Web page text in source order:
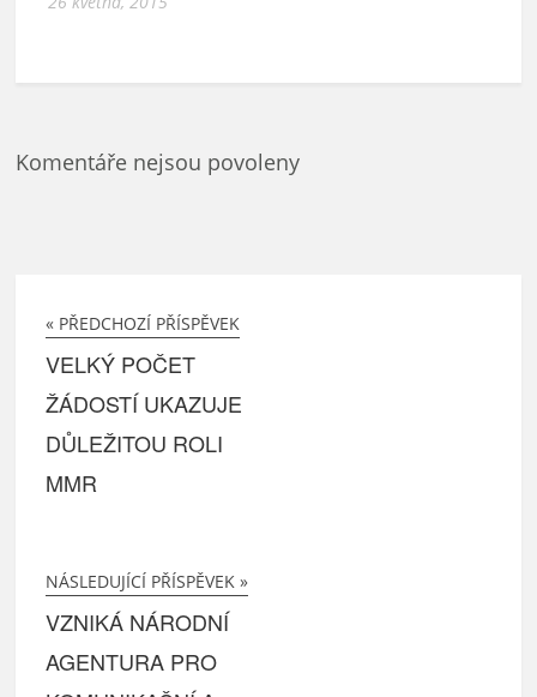
Komentáře nejsou povoleny
« PŘEDCHOZÍ PŘÍSPĚVEK
VELKÝ POČET
ŽÁDOSTÍ UKAZUJE
DŮLEŽITOU ROLI
MMR
NÁSLEDUJÍCÍ PŘÍSPĚVEK »
VZNIKÁ NÁRODNÍ
AGENTURA PRO